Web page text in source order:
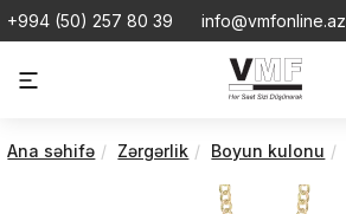
+994 (50) 257 80 39 info@vmfonline.az
Ana səhifə Zərgərlik Boyun kulonu